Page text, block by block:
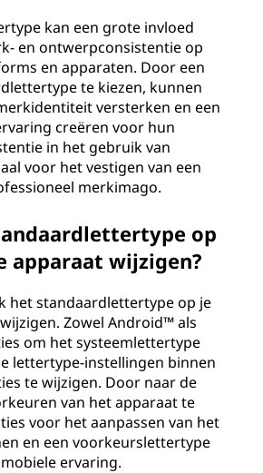
kan een grote invloed
en ontwerpconsistentie op
en apparaten. Door een
te kiezen, kunnen
versterken en een
creëren voor hun
in het gebruik van
voor het vestigen van een
merkimago.
op
apparaat wijzigen?
het standaardlettertype op je
Zowel Android™ als
om het systeemlettertype
lettertype-instellingen binnen
te wijzigen. Door naar de
van het apparaat te
voor het aanpassen van het
en een voorkeurslettertype
ervaring.